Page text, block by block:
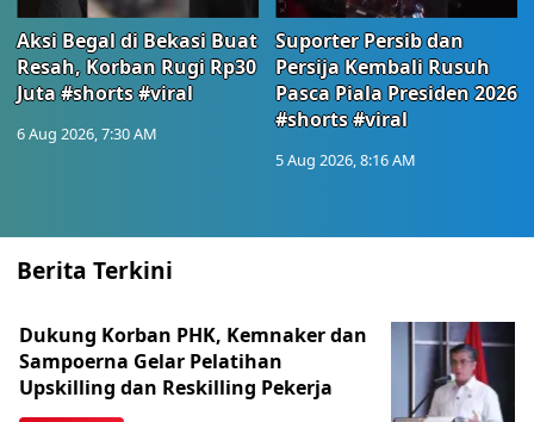
Aksi Begal di Bekasi Buat
Resah, Korban Rugi Rp30
Juta #shorts #viral
6 Aug 2026, 7:30 AM
Suporter Persib dan
Persija Kembali Rusuh
Pasca Piala Presiden 2026
#shorts #viral
5 Aug 2026, 8:16 AM
Berita Terkini
Dukung Korban PHK, Kemnaker dan
Sampoerna Gelar Pelatihan
Upskilling dan Reskilling Pekerja